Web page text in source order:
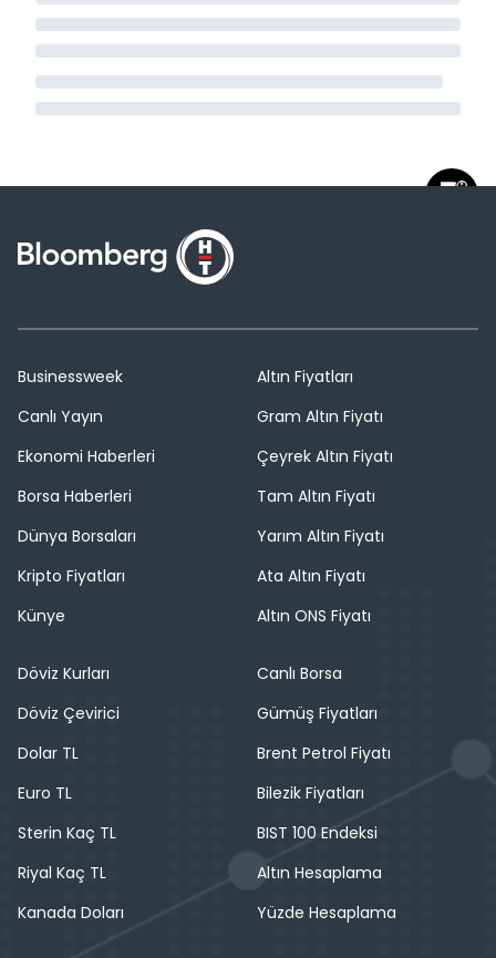
Businessweek
Canlı Yayın
Ekonomi Haberleri
Borsa Haberleri
Dünya Borsaları
Kripto Fiyatları
Künye
Altın Fiyatları
Gram Altın Fiyatı
Çeyrek Altın Fiyatı
Tam Altın Fiyatı
Yarım Altın Fiyatı
Ata Altın Fiyatı
Altın ONS Fiyatı
Döviz Kurları
Döviz Çevirici
Dolar TL
Euro TL
Sterin Kaç TL
Riyal Kaç TL
Kanada Doları
Canlı Borsa
Gümüş Fiyatları
Brent Petrol Fiyatı
Bilezik Fiyatları
BIST 100 Endeksi
Altın Hesaplama
Yüzde Hesaplama